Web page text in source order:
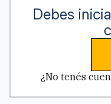
Debes
¿No tenés